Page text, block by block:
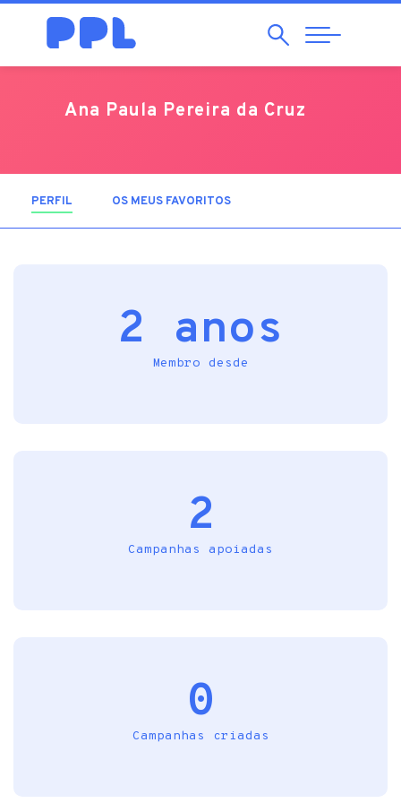
Pesquisar
Abrir
Navegação
Ana Paula Pereira da Cruz
PERFIL (SEPARADOR ATIVO)
OS MEUS FAVORITOS
2 anos
Membro desde
2
Campanhas apoiadas
0
Campanhas criadas